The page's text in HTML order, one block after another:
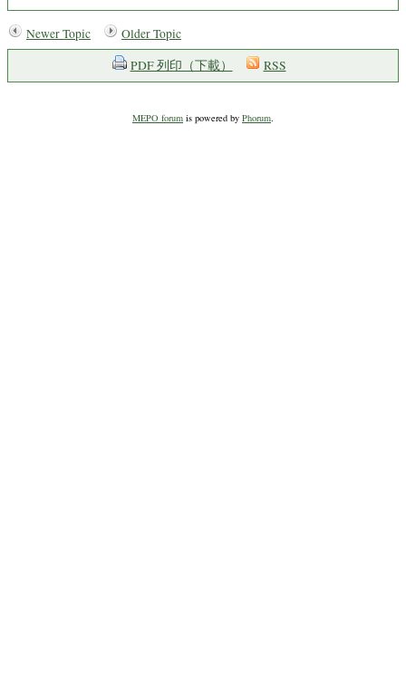
Newer Topic
Older Topic
PDF 列印（下載）
RSS
MEPO forum is powered by Phorum.